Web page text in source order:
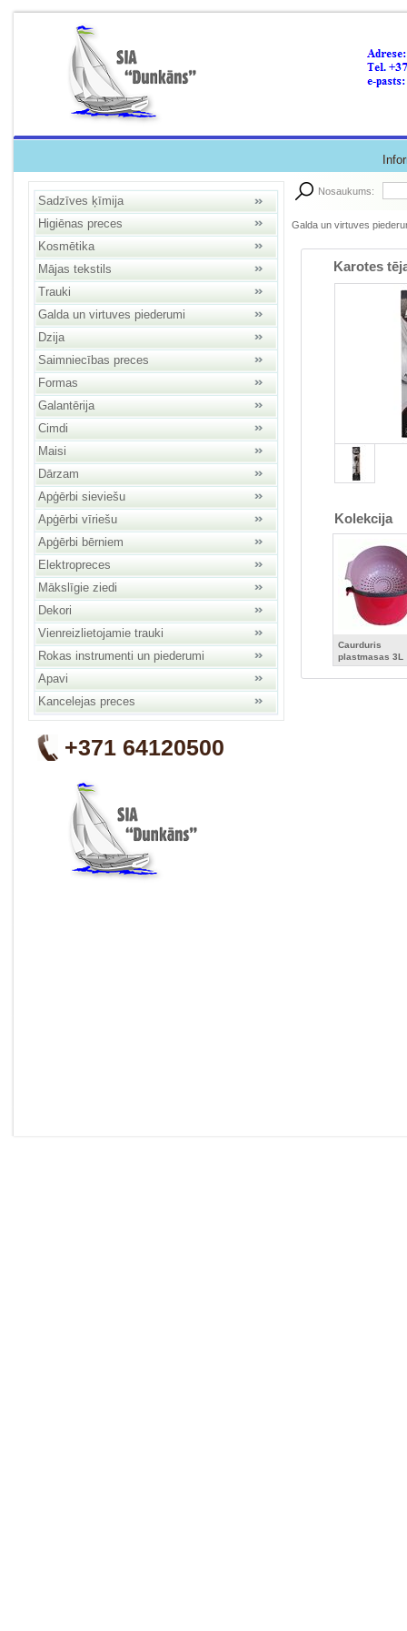
Sadzīves ķīmija
Higiēnas preces
Kosmētika
Mājas tekstils
Trauki
Galda un virtuves piederumi
Dzija
Saimniecības preces
Formas
Galantērija
Cimdi
Maisi
Dārzam
Apģērbi sieviešu
Apģērbi vīriešu
Apģērbi bērniem
Elektropreces
Mākslīgie ziedi
Dekori
Vienreizlietojamie trauki
Rokas instrumenti un piederumi
Apavi
Kancelejas preces
+371 64120500
Nosaukums:
Galda un virtuves
Karotes
Kolekcija
Caurduris
plastmasas 3L
Ø22cm